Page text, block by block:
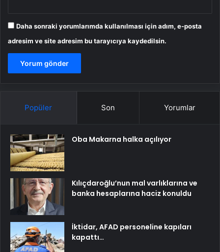
Daha sonraki yorumlarımda kullanılması için adım, e-posta
adresim ve site adresim bu tarayıcıya kaydedilsin.
Popüler Son Yorumlar
Oba Makarna halka açılıyor
Kılıçdaroğlu’nun mal varlıklarına ve
banka hesaplarına haciz konuldu
İktidar, AFAD personeline kapıları
kapattı…